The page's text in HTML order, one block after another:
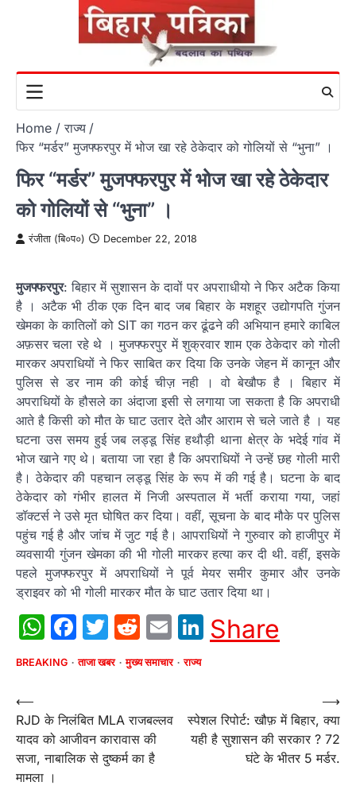
Home
राज्य
फिर “मर्डर” मुजफ्फरपुर में भोज खा रहे ठेकेदार को गोलियों से “भुना” ।
फिर “मर्डर” मुजफ्फरपुर में भोज खा रहे ठेकेदार
को गोलियों से “भुना” ।
रंजीता (बि०प०) December 22, 2018
मुजफ्फरपुर: बिहार में सुशासन के दावों पर अपरााधीयो ने फिर अटैक किया
है । अटैक भी ठीक एक दिन बाद जब बिहार के मशहूर उद्योगपति गुंजन
खेमका के कातिलों को SIT का गठन कर ढूंढने की अभियान हमारे काबिल
अफ़सर चला रहे थे । मुजफ्फरपुर में शुक्रवार शाम एक ठेकेदार को गोली
मारकर अपराधियों ने फिर साबित कर दिया कि उनके जेहन में कानून और
पुलिस से डर नाम की कोई चीज़ नही । वो बेखौफ है । बिहार में
अपराधियों के हौसले का अंदाजा इसी से लगाया जा सकता है कि अपराधी
आते है किसी को मौत के घाट उतार देते और आराम से चले जाते है । यह
घटना उस समय हुई जब लड्डू सिंह हथौड़ी थाना क्षेत्र के भदेई गांव में
भोज खाने गए थे। बताया जा रहा है कि अपराधियों ने उन्हें छह गोली मारी
है। ठेकेदार की पहचान लड्डू सिंह के रूप में की गई है। घटना के बाद
ठेकेदार को गंभीर हालत में निजी अस्पताल में भर्ती कराया गया, जहां
डॉक्टर्स ने उसे मृत घोषित कर दिया। वहीं, सूचना के बाद मौके पर पुलिस
पहुंच गई है और जांच में जुट गई है। आपराधियों ने गुरुवार को हाजीपुर में
व्यवसायी गुंजन खेमका की भी गोली मारकर हत्या कर दी थी. वहीं, इसके
पहले मुजफ्फरपुर में अपराधियों ने पूर्व मेयर समीर कुमार और उनके
ड्राइवर को भी गोली मारकर मौत के घाट उतार दिया था।
WhatsApp
Facebook
Twitter
Reddit
EmailLinkedIn
Share
BREAKING ताजा खबर मुख्य समाचार राज्य
Post
navigation
⟵
RJD के निलंबित MLA राजबल्लव
यादव को आजीवन कारावास की
सजा, नाबालिक से दुष्कर्म का है
मामला ।
स्पेशल रिपोर्ट: खौफ़ में बिहार, क्या
यही है सुशासन की सरकार ? 72
घंटे के भीतर 5 मर्डर.
⟶